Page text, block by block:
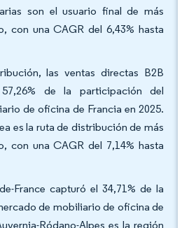
son el usuario final de más
con una CAGR del 6,43% hasta
las ventas directas B2B
de la participación del
de oficina de Francia en 2025.
es la ruta de distribución de más
con una CAGR del 7,14% hasta
France capturó el 34,71% de la
de mobiliario de oficina de
Ródano-Alpes es la región